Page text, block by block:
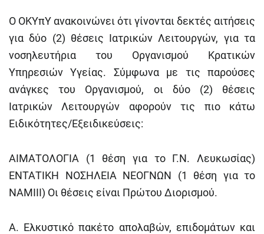
Ο ΟΚΥπΥ ανακοινώνει ότι γίνονται δεκτές αιτήσεις
για δύο (2) θέσεις Ιατρικών Λειτουργών, για τα
νοσηλευτήρια του Οργανισμού Κρατικών
Υπηρεσιών Υγείας. Σύμφωνα με τις παρούσες
ανάγκες του Οργανισμού, οι δύο (2) θέσεις
Ιατρικών Λειτουργών αφορούν τις πιο κάτω
Ειδικότητες/Εξειδικεύσεις:
ΑΙΜΑΤΟΛΟΓΙΑ (1 θέση για το Γ.Ν. Λευκωσίας)
ΕΝΤΑΤΙΚΗ ΝΟΣΗΛΕΙΑ ΝΕΟΓΝΩΝ (1 θέση για το
ΝΑΜΙΙΙ) Οι θέσεις είναι Πρώτου Διορισμού.
Α. Ελκυστικό πακέτο απολαβών, επιδομάτων και